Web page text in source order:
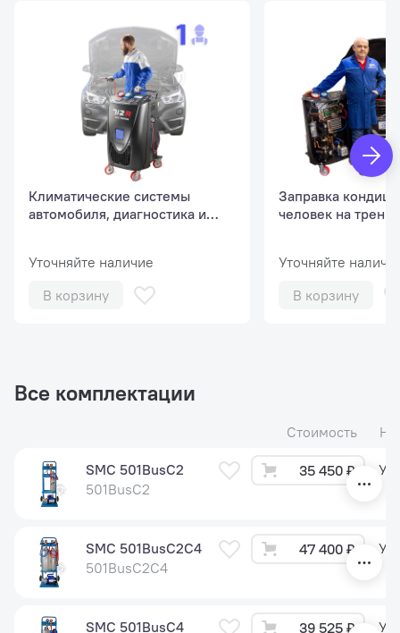
Климатические системы
автомобиля, диагностика и
Уточняйте наличие
В корзину
Заправка
человек на
Уточняйте
В корзину
Все комплектации
Стоимость
SMC 501BusC2
501BusC2
35 450 ₽
SMC 501BusC2C4
501BusC2C4
47 400 ₽
SMC 501BusC4
39 525 ₽